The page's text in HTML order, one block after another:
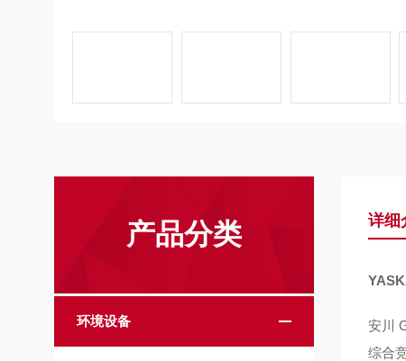
产品分类
环境设备
详细
安川
综合